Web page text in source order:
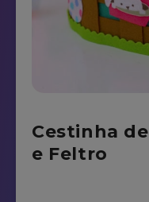
Cestinha
e Feltro